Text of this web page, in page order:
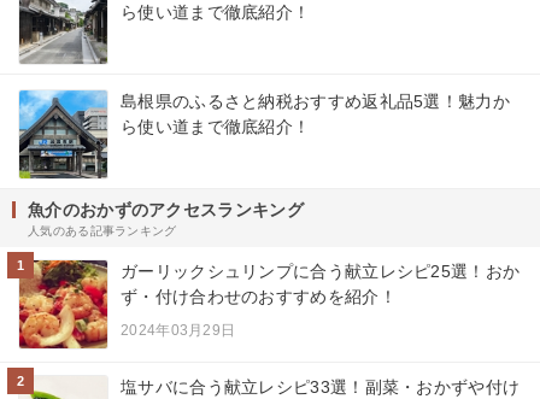
ら使い道まで徹底紹介！
島根県のふるさと納税おすすめ返礼品5選！魅力か
ら使い道まで徹底紹介！
魚介のおかずのアクセスランキング
人気のある記事ランキング
1
ガーリックシュリンプに合う献立レシピ25選！おか
ず・付け合わせのおすすめを紹介！
2024年03月29日
2
塩サバに合う献立レシピ33選！副菜・おかずや付け